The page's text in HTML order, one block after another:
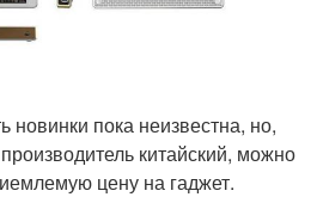
новинки пока неизвестна, но,
китайский, можно
цену на гаджет.